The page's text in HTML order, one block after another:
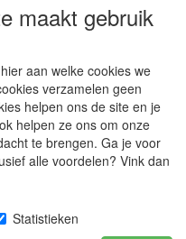
2025 Webmaster: Dump
maakt gebruik
aan welke cookies we
verzamelen geen
helpen ons de site en je
helpen ze ons om onze
te brengen. Ga je voor
alle voordelen? Vink dan
Statistieken